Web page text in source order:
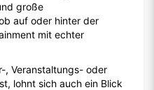
große
auf oder hinter der
mit echter
, Veranstaltungs- oder
lohnt sich auch ein Blick